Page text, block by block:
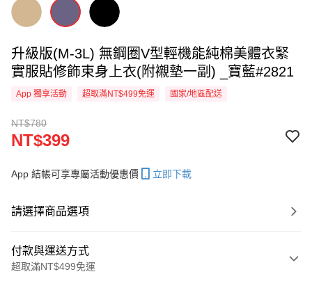
升級版(M-3L) 無鋼圈V型輕機能純棉美體衣緊
實服貼修飾束身上衣(附襯墊一副) _寶藍#2821
App 獨享活動 超取滿NT$499免運 國家/地區配送
NT$780
NT$399
App 結帳可享專屬活動優惠價 立即下載
請選擇商品選項
付款與運送方式
超取滿NT$499免運